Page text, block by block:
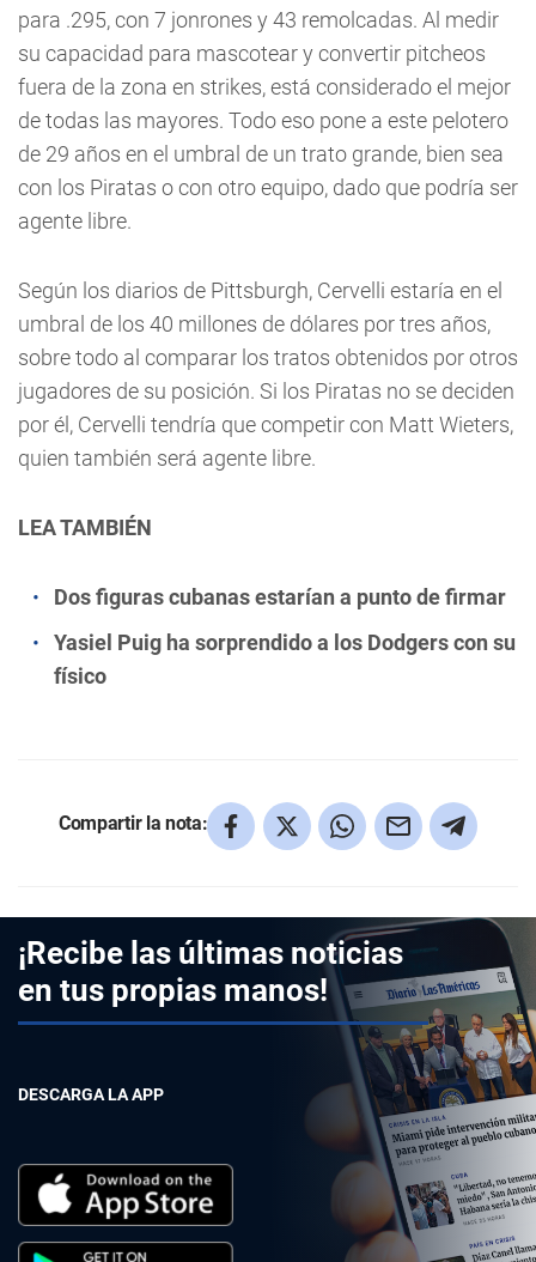
para .295, con 7 jonrones y 43 remolcadas. Al medir
su capacidad para mascotear y convertir pitcheos
fuera de la zona en strikes, está considerado el mejor
de todas las mayores. Todo eso pone a este pelotero
de 29 años en el umbral de un trato grande, bien sea
con los Piratas o con otro equipo, dado que podría ser
agente libre.
Según los diarios de Pittsburgh, Cervelli estaría en el
umbral de los 40 millones de dólares por tres años,
sobre todo al comparar los tratos obtenidos por otros
jugadores de su posición. Si los Piratas no se deciden
por él, Cervelli tendría que competir con Matt Wieters,
quien también será agente libre.
LEA TAMBIÉN
Dos figuras cubanas estarían a punto de firmar
Yasiel Puig ha sorprendido a los Dodgers con su
físico
Compartir la nota:
¡Recibe las últimas noticias
en tus propias manos!
DESCARGA LA APP